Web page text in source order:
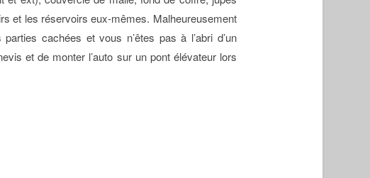
et les réservoirs eux-mêmes. Malheureusement
cachées et vous n’êtes pas à l’abri d’un
et de monter l’auto sur un pont élévateur lors